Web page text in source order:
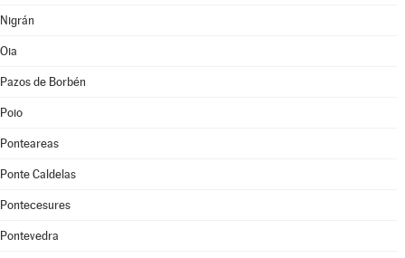
Nigrán
Oia
Pazos de Borbén
Poio
Ponteareas
Ponte Caldelas
Pontecesures
Pontevedra